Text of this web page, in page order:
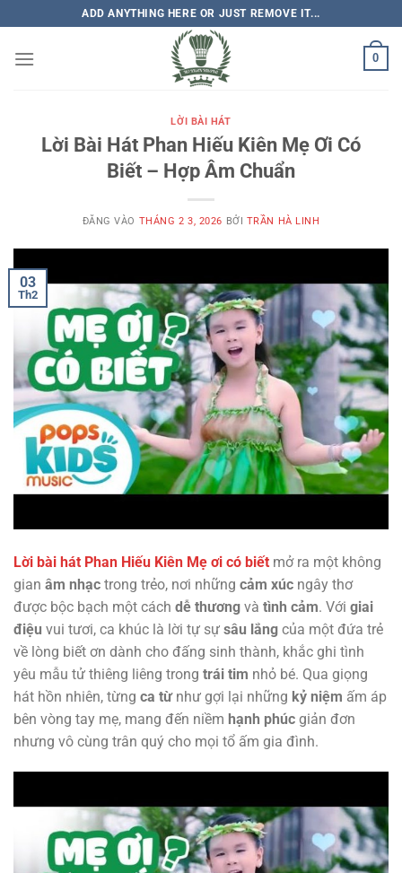
qua
nội
ADD ANYTHING HERE OR JUST REMOVE IT...
0
LỜI BÀI HÁT
Lời Bài Hát Phan Hiếu Kiên Mẹ Ơi Có
Biết – Hợp Âm Chuẩn
ĐĂNG VÀO THÁNG 2 3, 2026 BỞI TRẦN HÀ LINH
03
Th2
Lời bài hát Phan Hiếu Kiên Mẹ ơi có biết mở ra một không
gian âm nhạc trong trẻo, nơi những cảm xúc ngây thơ
được bộc bạch một cách dễ thương và tình cảm. Với giai
điệu vui tươi, ca khúc là lời tự sự sâu lắng của một đứa trẻ
về lòng biết ơn dành cho đấng sinh thành, khắc ghi tình
yêu mẫu tử thiêng liêng trong trái tim nhỏ bé. Qua giọng
hát hồn nhiên, từng ca từnhư gợi lại những kỷ niệm ấm áp
bên vòng tay mẹ, mang đến niềm hạnh phúc giản đơn
nhưng vô cùng trân quý cho mọi tổ ấm gia đình.